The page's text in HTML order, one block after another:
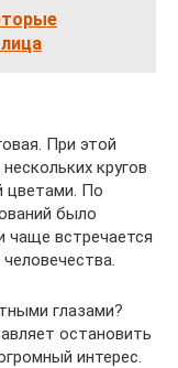
При этой
кругов
цветами. По
было
чаще встречается
глазами?
остановить
интерес.